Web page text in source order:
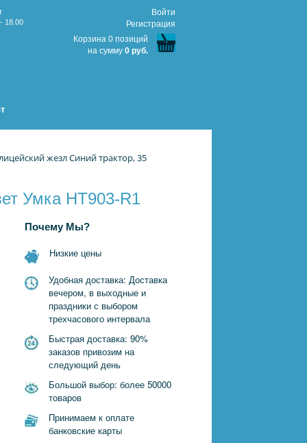
18.00
Войти
Регистрация
Корзина 0 позиций
на сумму 0 руб.
жезл Синий трактор, 35
Умка HT903-R1
Почему Мы?
Низкие цены
Удобная доставка: Доставка
вечером, в выходные и
праздники с выбором
трехчасового интервала
Быстрая доставка: 90%
заказов привозим на
следующий день
Большой выбор: более 50000
товаров
Принимаем к оплате
банковские карты